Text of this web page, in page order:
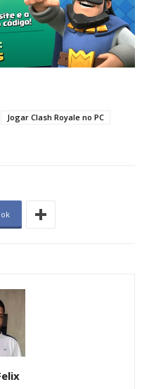
Jogar Clash Royale no PC